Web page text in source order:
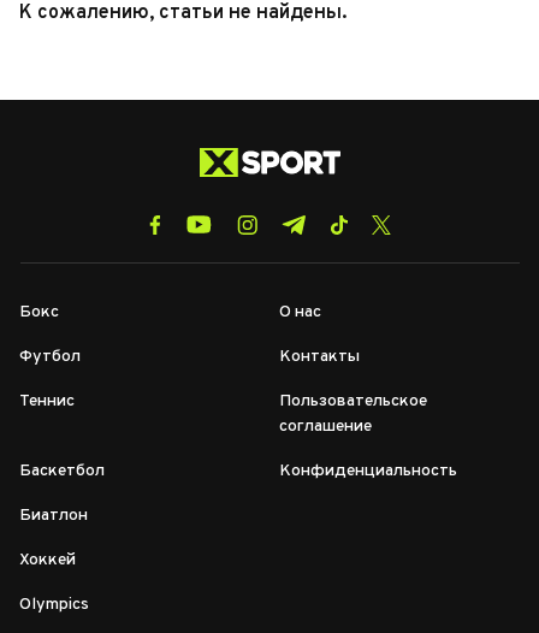
К сожалению, статьи не найдены.
Бокс
Футбол
Теннис
Баскетбол
Биатлон
Хоккей
Olympics
О нас
Контакты
Пользовательское
соглашение
Конфиденциальность